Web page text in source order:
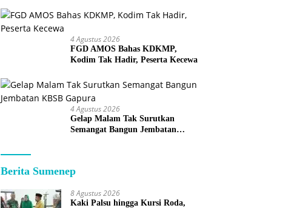
4 Agustus 2026
FGD AMOS Bahas KDKMP,
Kodim Tak Hadir, Peserta Kecewa
4 Agustus 2026
Gelap Malam Tak Surutkan
Semangat Bangun Jembatan
Berita Sumenep
8 Agustus 2026
Kaki Palsu hingga Kursi Roda,